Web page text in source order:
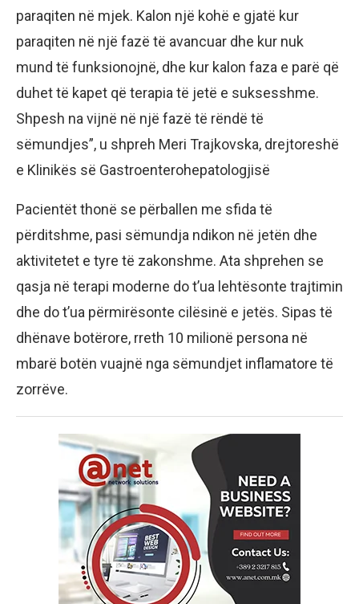
paraqiten në mjek. Kalon një kohë e gjatë kur
paraqiten në një fazë të avancuar dhe kur nuk
mund të funksionojnë, dhe kur kalon faza e parë që
duhet të kapet që terapia të jetë e suksesshme.
Shpesh na vijnë në një fazë të rëndë të
sëmundjes”, u shpreh Meri Trajkovska, drejtoreshë
e Klinikës së Gastroenterohepatologjisë
Pacientët thonë se përballen me sfida të
përditshme, pasi sëmundja ndikon në jetën dhe
aktivitetet e tyre të zakonshme. Ata shprehen se
qasja në terapi moderne do t’ua lehtësonte trajtimin
dhe do t’ua përmirësonte cilësinë e jetës. Sipas të
dhënave botërore, rreth 10 milionë persona në
mbarë botën vuajnë nga sëmundjet inflamatore të
zorrëve.